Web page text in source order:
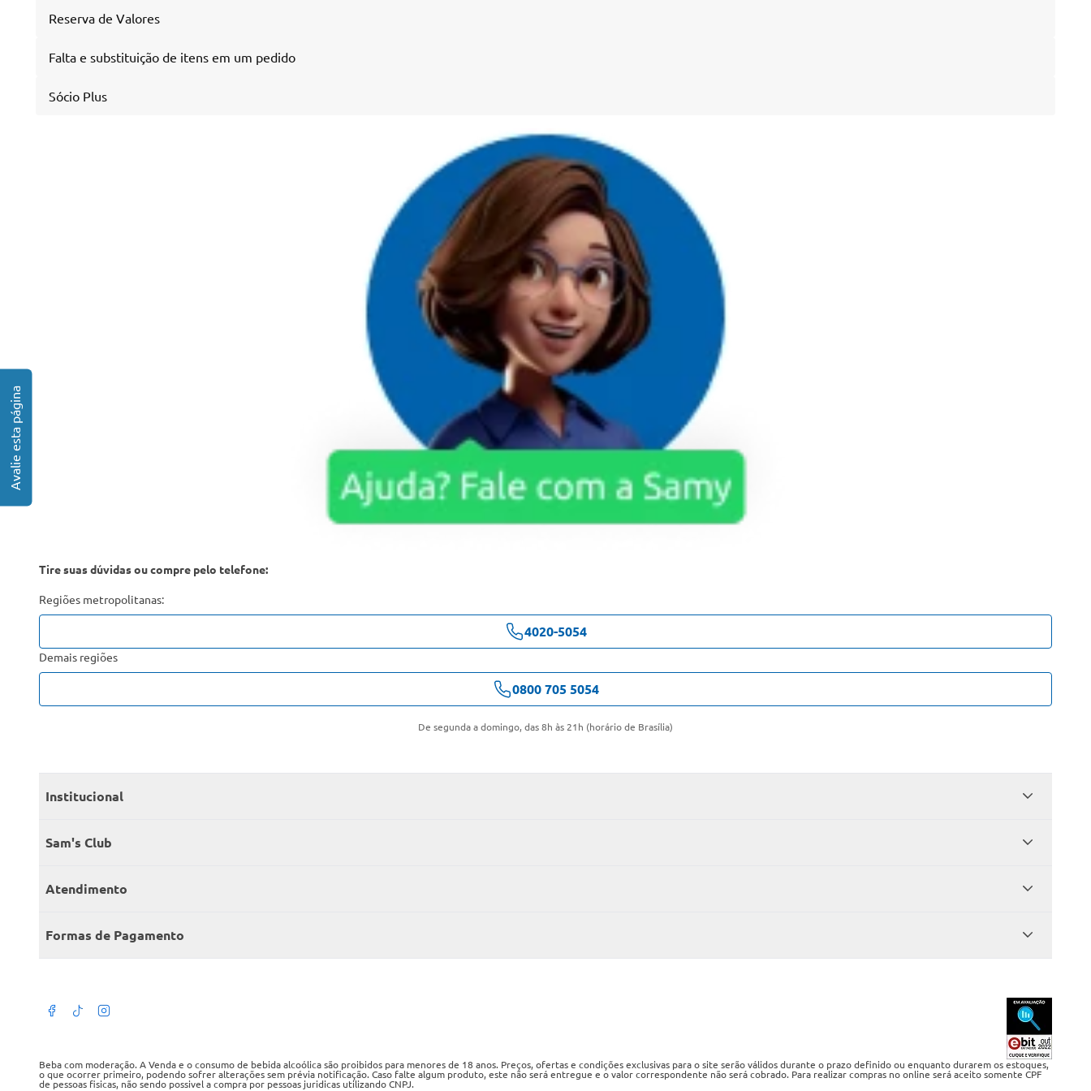
Reserva de Valores
Falta e substituição de itens em um pedido
Sócio Plus
Tire suas dúvidas ou compre pelo telefone:
Regiões metropolitanas:
4020-5054
Demais regiões
0800 705 5054
De segunda a domingo, das 8h às 21h (horário de Brasília)
Institucional
Quem somos
Encontre um Clube
Sam's Club
Seja sócio
Member’s Mark
Atendimento
Fale conosco
Atendimento em libras
Termos de Uso
Formas de Pagamento
Beba com moderação. A Venda e o consumo de bebida alcoólica são proibidos para menores de 18 anos. Preços, ofertas e condições exclusivas para o site serão válidos durante o prazo definido ou enquanto durarem os estoques,
o que ocorrer primeiro, podendo sofrer alterações sem prévia notificação. Caso falte algum produto, este não será entregue e o valor correspondente não será cobrado. Para realizar compras no online será aceito somente CPF
de pessoas fisicas, não sendo possivel a compra por pessoas juridicas utilizando CNPJ.